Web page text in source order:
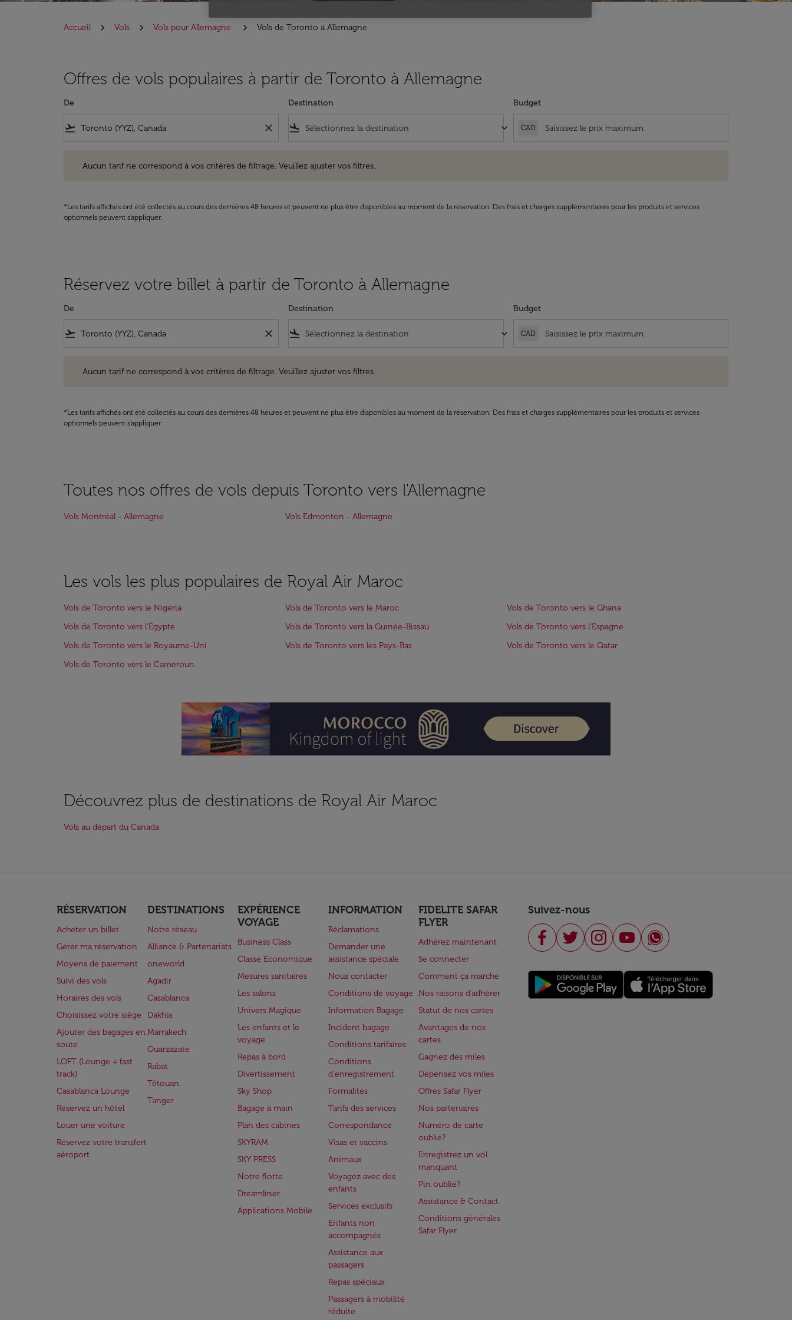
Accueil Vols Vols pour Allemagne Vols de Toronto a Allemagne
Offres de vols populaires à partir de Toronto à Allemagne
De
flight_takeoff close
Destination
flight_land keyboard_arrow_down
Budget
CAD
Aucun tarif ne correspond à vos critères de filtrage. Veuillez ajuster vos filtres.
*Les tarifs affichés ont été collectés au cours des dernières 48 heures et peuvent ne plus être disponibles au moment de la réservation. Des frais et charges supplémentaires pour les produits et services
optionnels peuvent s'appliquer.
Réservez votre billet à partir de Toronto à Allemagne
De
flight_takeoff close
Destination
flight_land keyboard_arrow_down
Budget
CAD
Aucun tarif ne correspond à vos critères de filtrage. Veuillez ajuster vos filtres.
*Les tarifs affichés ont été collectés au cours des dernières 48 heures et peuvent ne plus être disponibles au moment de la réservation. Des frais et charges supplémentaires pour les produits et services
optionnels peuvent s'appliquer.
Toutes nos offres de vols depuis Toronto vers l'Allemagne
Vols Montréal - Allemagne Vols Edmonton - Allemagne
Les vols les plus populaires de Royal Air Maroc
Vols de Toronto vers le Nigéria Vols de Toronto vers le Maroc
Vols de Toronto vers le Ghana
Vols de Toronto vers l'Égypte
Vols de Toronto vers la Guinée-Bissau
Vols de Toronto vers l'Espagne
Vols de Toronto vers le Royaume-Uni
Vols de Toronto vers les Pays-Bas
Vols de Toronto vers le Qatar
Vols de Toronto vers le Cameroun
Découvrez plus de destinations de Royal Air Maroc
Vols au départ du Canada
RÉSERVATION
Acheter un billet
Gérer ma réservation
Moyens de paiement
Suivi des vols
Horaires des vols
Choisissez votre siège
Ajouter des bagages en
soute
LOFT (Lounge + fast
track)
Casablanca Lounge
Réservez un hôtel
Louer une voiture
Réservez votre transfert
aéroport
DESTINATIONS
Notre réseau
Alliance & Partenariats
oneworld
Agadir
Casablanca
Dakhla
Marrakech
Ouarzazate
Rabat
Tétouan
Tanger
EXPÉRIENCE
VOYAGE
Business Class
Classe Economique
Mesures sanitaires
Les salons
Univers Magique
Les enfants et le
voyage
Repas à bord
Divertissement
Sky Shop
Bagage à main
Plan des cabines
SKYRAM
SKY PRESS
Notre flotte
Dreamliner
Applications Mobile
INFORMATION
Réclamations
Demander une
assistance spéciale
Nous contacter
Conditions de voyage
Information Bagage
Incident bagage
Conditions tarifaires
Conditions
d'enregistrement
Formalités
Tarifs des services
Correspondance
Visas et vaccins
Animaux
Voyagez avec des
enfants
Services exclusifs
Enfants non
accompagnés
Assistance aux
passagers
Repas spéciaux
Passagers à mobilité
réduite
FIDELITE SAFAR
FLYER
Adhérez maintenant
Se connecter
Comment ça marche
Nos raisons d'adhérer
Statut de nos cartes
Avantages de nos
cartes
Gagnez des miles
Dépensez vos miles
Offres Safar Flyer
Nos partenaires
Numéro de carte
oublié?
Enregistrez un vol
manquant
Pin oublié?
Assistance & Contact
Conditions générales
Safar Flyer
Suivez-nous